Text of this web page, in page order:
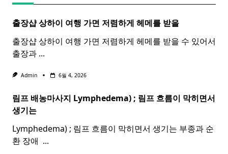
출장샵 상하이 여행 가면 저렴하게 헤메를 받을
출장샵 상하이 여행 가면 저렴하게 헤메를 받을 수 있어서
출장과 ...
Admin 6월 4, 2026
림프 배농마사지 Lymphedema) ; 림프 흐름이 막히면서
생기는
Lymphedema) ; 림프 흐름이 막히면서 생기는 부종과 순
환 장애 ​ ...